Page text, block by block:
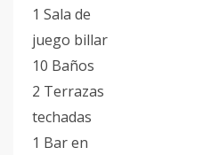
1 Sala de
juego billar
10 Baños
2 Terrazas
techadas
1 Bar en